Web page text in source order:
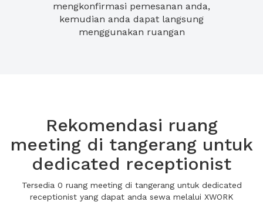
mengkonfirmasi pemesanan anda,
kemudian anda dapat langsung
menggunakan ruangan
Rekomendasi ruang
meeting di tangerang untuk
dedicated receptionist
Tersedia 0 ruang meeting di tangerang untuk dedicated
receptionist yang dapat anda sewa melalui XWORK